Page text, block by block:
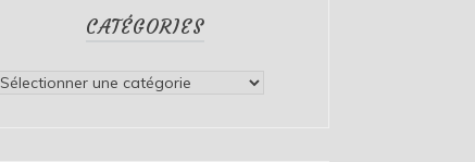
CATÉGORIES
Catégories